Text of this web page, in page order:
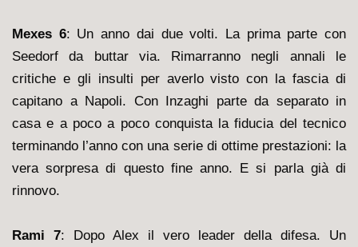
Mexes 6: Un anno dai due volti. La prima parte con
Seedorf da buttar via. Rimarranno negli annali le
critiche e gli insulti per averlo visto con la fascia di
capitano a Napoli. Con Inzaghi parte da separato in
casa e a poco a poco conquista la fiducia del tecnico
terminando l’anno con una serie di ottime prestazioni: la
vera sorpresa di questo fine anno. E si parla già di
rinnovo.
Rami 7: Dopo Alex il vero leader della difesa. Un